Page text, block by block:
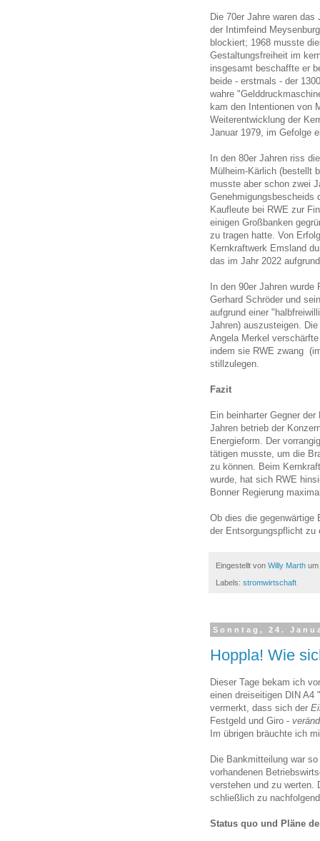
Die 70er Jahre waren
der Intimfeind
blockiert; 1968 musste
Gestaltungsfreiheit im
insgesamt beschaffte er
beide - erstmals - der
wahre
kam den Intentionen von
Weiterentwicklung der
Januar 1979, im Gefolge
In den 80er Jahren riss
Mülheim-Kärlich (bestellt
musste aber schon zwei
Genehmigungsbescheids
Kaufleute bei RWE zur
einigen Großbanken
zu tragen hatte. Von
Kernkraftwerk Emsland
das im Jahr 2022
In den 90er Jahren
Gerhard Schröder und
aufgrund einer
Jahren) auszusteigen.
Angela Merkel
indem sie RWE zwang
stillzulegen.
Fazit
Ein beinharter Gegner
Jahren betrieb der
Energieform. Der
tätigen musste, um die
zu können. Beim
wurde, hat sich RWE
Bonner Regierung
Ob dies die gegenwärtige
der Entsorgungspflicht zu
Eingestellt von Willy Marth um
Labels: stromwirtschaft
Sonntag, 24.
Hoppla! Wie
Dieser Tage bekam ich
einen dreiseitigen DIN A4
vermerkt, dass sich der
Festgeld und Giro -
Im übrigen bräuchte ich
Die Bankmitteilung war
vorhandenen
verstehen und zu werten.
schließlich zu
Status quo und Pläne